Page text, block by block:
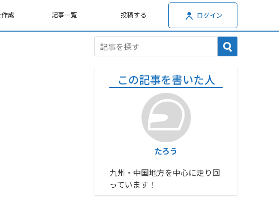
成 記事一覧 投稿する ログイン
この記事を書いた人
たろう
九州・中国地方を中心に走り回
っています！